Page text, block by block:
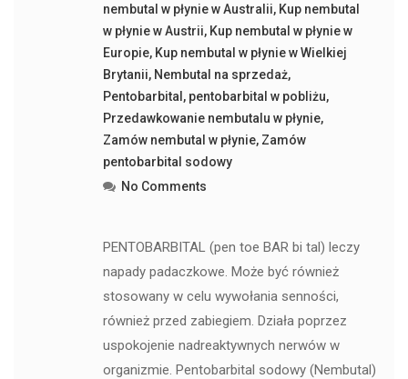
nembutal w płynie w Australii, Kup nembutal
w płynie w Austrii, Kup nembutal w płynie w
Europie, Kup nembutal w płynie w Wielkiej
Brytanii, Nembutal na sprzedaż,
Pentobarbital , pentobarbital w pobliżu,
Przedawkowanie nembutalu w płynie,
Zamów nembutal w płynie, Zamów
pentobarbital sodowy
No Comments
PENTOBARBITAL (pen toe BAR bi tal) leczy
napady padaczkowe. Może być również
stosowany w celu wywołania senności,
również przed zabiegiem. Działa poprzez
uspokojenie nadreaktywnych nerwów w
organizmie. Pentobarbital sodowy (Nembutal)